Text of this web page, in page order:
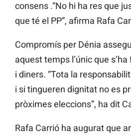
consens .“No hi ha res que
que té el PP”, afirma Rafa
Compromís per Dénia
aquest temps l’únic que
i diners. “Tota la
i si tingueren dignitat no es
pròximes eleccions”, ha dit
Rafa Carrió ha augurat que